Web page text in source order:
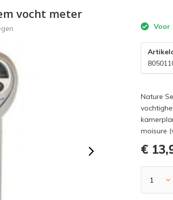
vocht meter
Voor
Nature
moisure
€